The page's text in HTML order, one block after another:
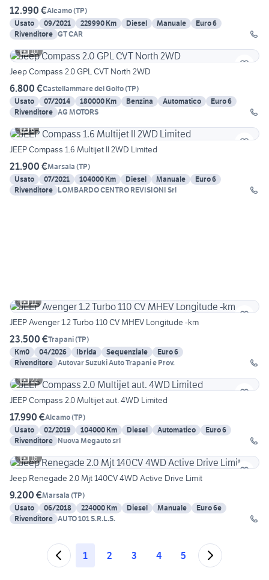
12.990 €Alcamo(TP)
Usato
09/2021 229990 Km Diesel Manuale
Euro 6
Rivenditore GT CAR
10
Jeep Compass 2.0 GPL CVT North 2WD
6.800 €Castellammare del Golfo(TP)
Usato
07/2014 180000 Km Benzina Automatico
Euro 6
Rivenditore AG MOTORS
6
JEEP Compass 1.6 Multijet II 2WD Limited
21.900 €Marsala (TP)
Usato
07/2021 104000 Km Diesel Manuale
Euro 6
Rivenditore LOMBARDO CENTRO REVISIONI Srl
11
JEEP Avenger 1.2 Turbo 110 CV MHEV Longitude -km
23.500 €Trapani(TP)
Km0
04/2026 Ibrida Sequenziale
Euro 6
Rivenditore Autovar Suzuki Auto Trapani e Prov.
22
JEEP Compass 2.0 Multijet aut. 4WD Limited
17.990 €Alcamo(TP)
Usato
02/2019 104000 Km Diesel Automatico
Euro 6
Rivenditore Nuova Megauto srl
16
Jeep Renegade 2.0 Mjt 140CV 4WD Active Drive Limit
9.200 €Marsala (TP)
Usato
06/2018 224000 Km Diesel Manuale
Euro 6e
Rivenditore AUTO 101 S.R.L.S.
1 2 3 4 5